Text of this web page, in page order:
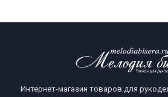
Интернет-магазин товаров для